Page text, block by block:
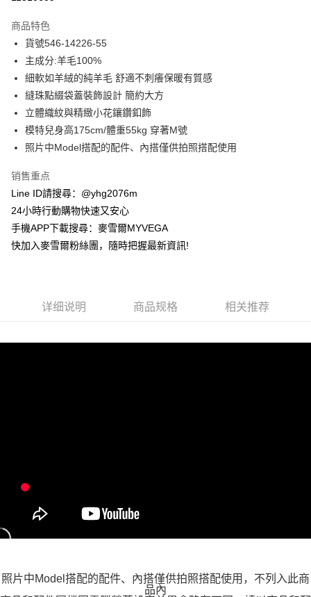
合作金库商业银行
华南商业银行
上海商业储蓄银行
国泰世华商业银行
兆丰国际商业银行
台湾中小企业银行
汇丰（台湾）商业银行
联邦商业银行
元大商业银行
永丰商业银行
玉山商业银行
星展（台湾）商业银行
台湾乐天信用卡公司
超商取货付款
LINE Pay
Apple Pay
街口支付
货到付款
运送方式
全家取貨付款
每笔NT$100，满NT$599(含以上)免运费
每笔NT$100，满NT$988(含以上)免运费
大嘴鳥宅配通
每笔NT$120
商品特色
貨號546-14226-55
主成分:羊毛100%
細軟如羊絨的純羊毛 舒適不刺癢保暖有質感
縫珠點綴袋蓋裝飾設計 簡約大方
立體織紋與精緻小花鑲鑽釦飾
模特兒身高175cm/體重55kg 穿著M號
照片中Model搭配的配件、內搭僅供拍照搭配使用
销售重点
Line ID請搜尋：@yhg2076m
24小時行動購物快速又安心
手機APP下載搜尋：麥雪爾MYVEGA
快加入麥雪爾粉絲團，隨時把握最新資訊!
详细说明 商品规格 相关推荐
照片中Model搭配的配件、內搭僅供拍照搭配使用，不列入此商
品內